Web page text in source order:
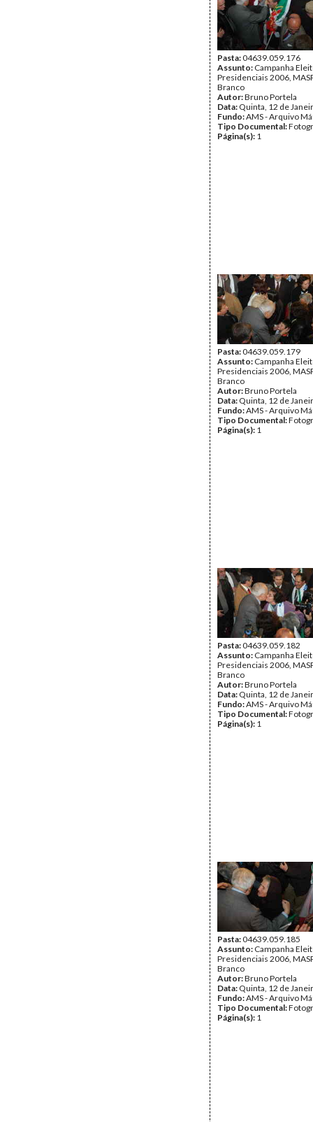
Pasta:04639.059.176
Assunto: Campanha
Presidenciais 2006,
Branco
Autor:Bruno Portela
Data: Quinta, 12 de
Fundo:AMS - Arquivo
Tipo Documental:
Página(s): 1
Pasta:04639.059.179
Assunto: Campanha
Presidenciais 2006,
Branco
Autor:Bruno Portela
Data: Quinta, 12 de
Fundo:AMS - Arquivo
Tipo Documental:
Página(s): 1
Pasta:04639.059.182
Assunto: Campanha
Presidenciais 2006,
Branco
Autor:Bruno Portela
Data: Quinta, 12 de
Fundo:AMS - Arquivo
Tipo Documental:
Página(s): 1
Pasta:04639.059.185
Assunto: Campanha
Presidenciais 2006,
Branco
Autor:Bruno Portela
Data: Quinta, 12 de
Fundo:AMS - Arquivo
Tipo Documental:
Página(s): 1